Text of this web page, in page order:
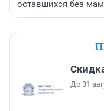
оставшихся без
До 31